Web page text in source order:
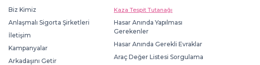
Biz Kimiz
Anlaşmalı Sigorta Şirketleri
İletişim
Kampanyalar
Arkadaşını Getir
Kaza Tespit Tutanağı
Hasar Anında Yapılması
Gerekenler
Hasar Anında Gerekli Evraklar
Araç Değer Listesi Sorgulama